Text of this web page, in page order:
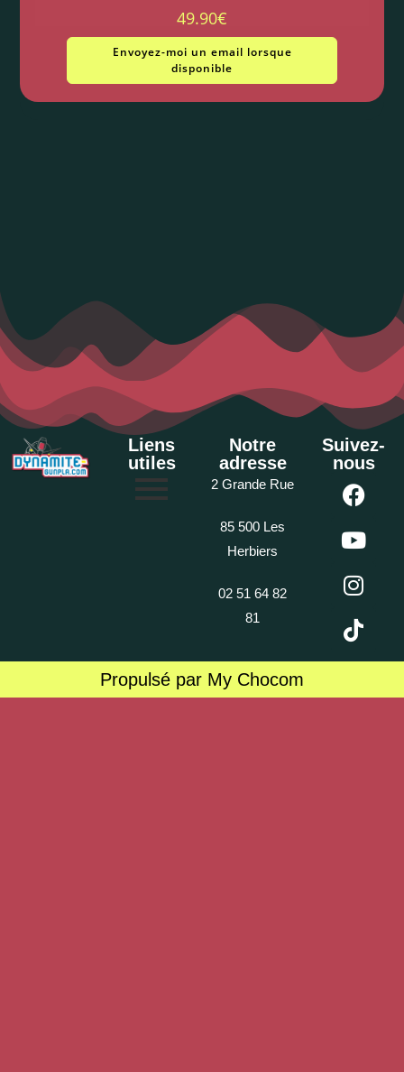
49.90€
Envoyez-moi un email lorsque
disponible
Liens
utiles
Notre
adresse
2 Grande Rue
85 500 Les
Herbiers
02 51 64 82
81
Suivez-
nous
Propulsé par My Chocom